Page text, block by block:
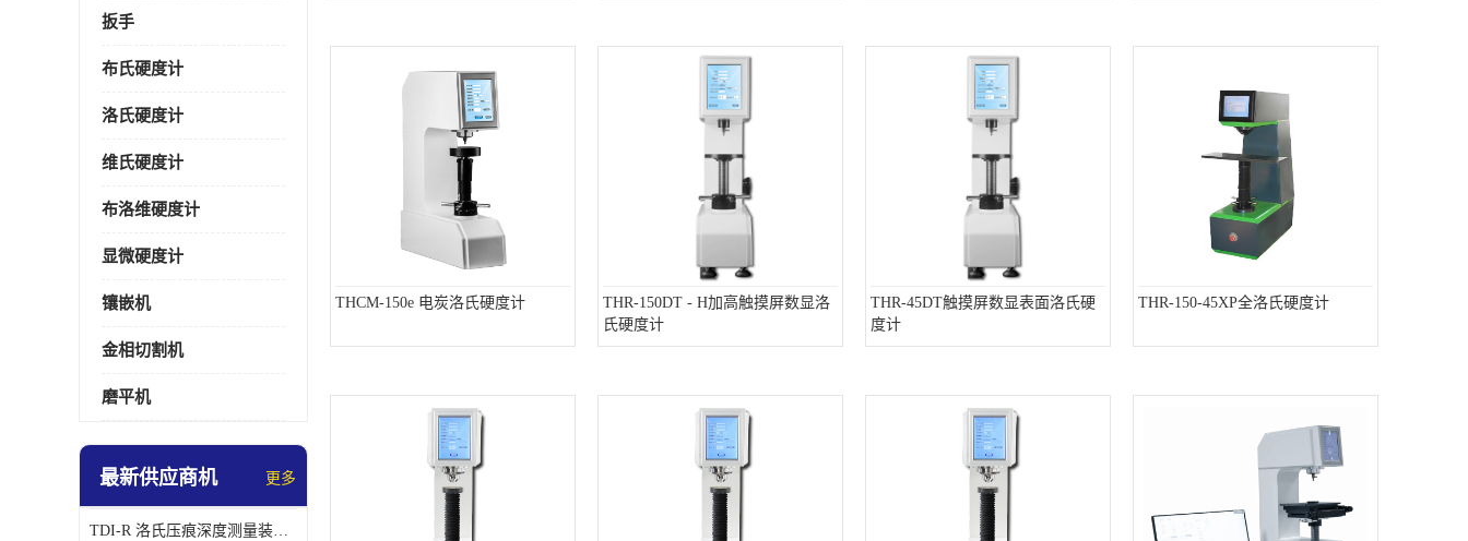
扳手
布氏硬度计
洛氏硬度计
维氏硬度计
布洛维硬度计
显微硬度计
镶嵌机
金相切割机
磨平机
最新供应商机 更多
TDI-R 洛氏压痕深度测量装置鉴定仪
THCM-150e 电炭洛氏硬度计
THR-150DT - H加高触摸屏数显洛
氏硬度计
THR-45DT触摸屏数显表面洛氏硬
度计
THR-150-45XP全洛氏硬度计